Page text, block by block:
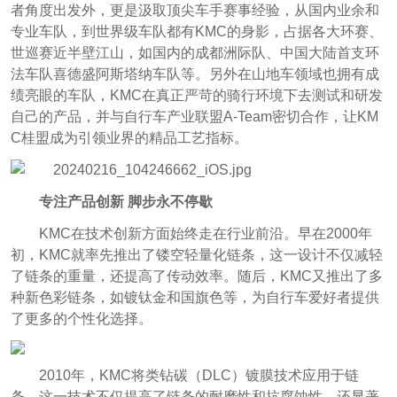
者角度出发外，更是汲取顶尖车手赛事经验，从国内业余和
专业车队，到世界级车队都有KMC的身影，占据各大环赛、
世巡赛近半壁江山，如国内的成都洲际队、中国大陆首支环
法车队喜德盛阿斯塔纳车队等。另外在山地车领域也拥有成
绩亮眼的车队，KMC在真正严苛的骑行环境下去测试和研发
自己的产品，并与自行车产业联盟A-Team密切合作，让KM
C桂盟成为引领业界的精品工艺指标。
专注产品创新 脚步永不停歇
KMC在技术创新方面始终走在行业前沿。早在2000年
初，KMC就率先推出了镂空轻量化链条，这一设计不仅减轻
了链条的重量，还提高了传动效率。随后，KMC又推出了多
种新色彩链条，如镀钛金和国旗色等，为自行车爱好者提供
了更多的个性化选择。
2010年，KMC将类钻碳（DLC）镀膜技术应用于链